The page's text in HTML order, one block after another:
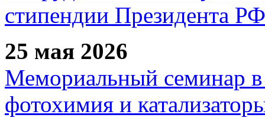
стипендии Президента РФ
25 мая 2026
Мемориальный семинар в
фотохимия и